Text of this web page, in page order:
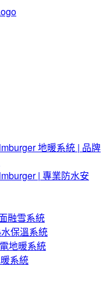
地暖系統 | 品牌
| 專業防水安
融雪系統
保溫系統
地暖系統
系統